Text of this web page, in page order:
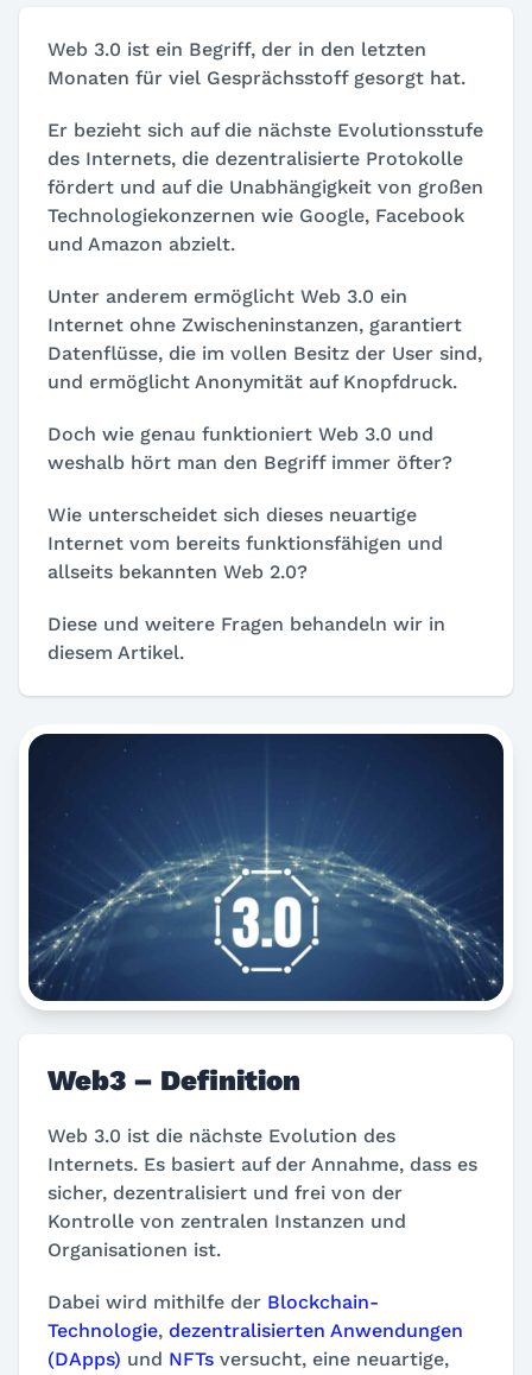
Web 3.0 ist ein Begriff, der in den letzten
Monaten für viel Gesprächsstoff gesorgt hat.
Er bezieht sich auf die nächste Evolutionsstufe
des Internets, die dezentralisierte Protokolle
fördert und auf die Unabhängigkeit von großen
Technologiekonzernen wie Google, Facebook
und Amazon abzielt.
Unter anderem ermöglicht Web 3.0 ein
Internet ohne Zwischeninstanzen, garantiert
Datenflüsse, die im vollen Besitz der User sind,
und ermöglicht Anonymität auf Knopfdruck.
Doch wie genau funktioniert Web 3.0 und
weshalb hört man den Begriff immer öfter?
Wie unterscheidet sich dieses neuartige
Internet vom bereits funktionsfähigen und
allseits bekannten Web 2.0?
Diese und weitere Fragen behandeln wir in
diesem Artikel.
Web3 – Definition
Web 3.0 ist die nächste Evolution des
Internets. Es basiert auf der Annahme, dass es
sicher, dezentralisiert und frei von der
Kontrolle von zentralen Instanzen und
Organisationen ist.
Dabei wird mithilfe der Blockchain-
Technologie, dezentralisierten Anwendungen
(DApps) und NFTs versucht, eine neuartige,